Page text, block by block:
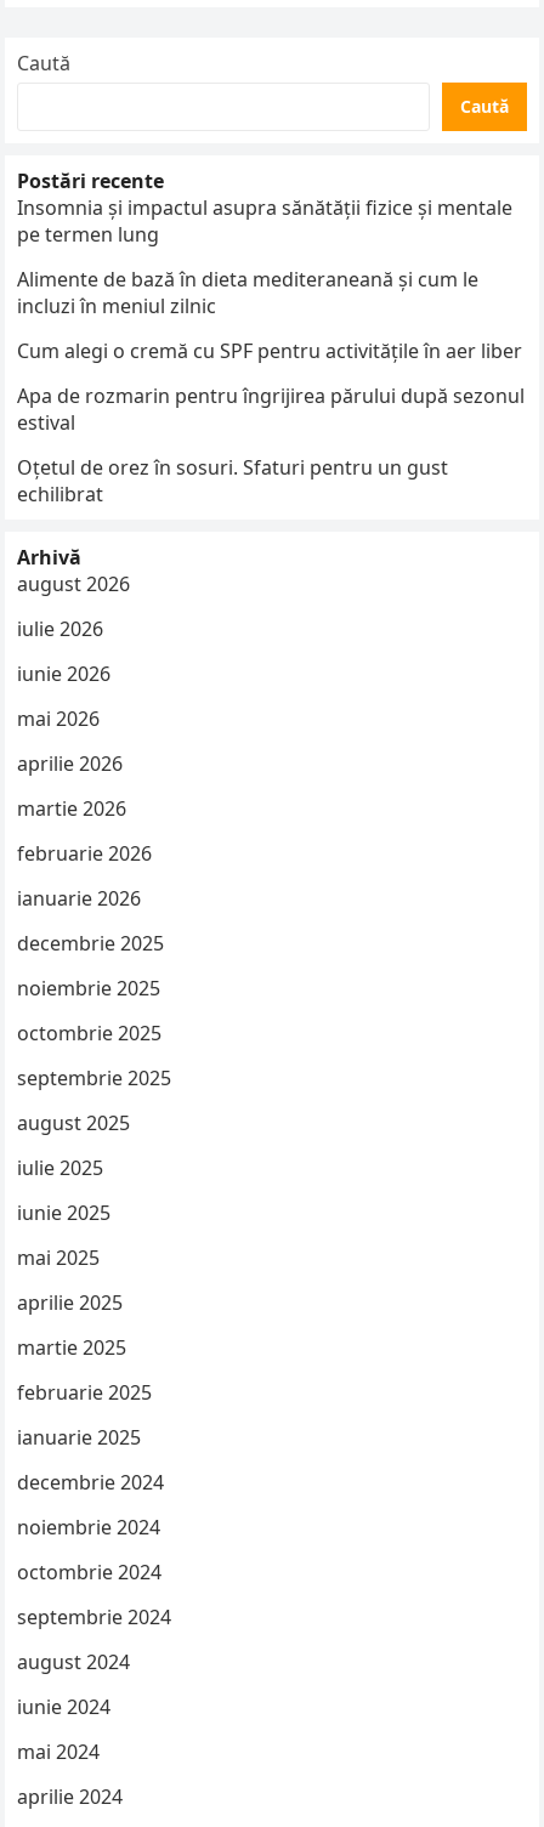
Caută
Caută
Postări recente
Insomnia și impactul asupra sănătății fizice și mentale
pe termen lung
Alimente de bază în dieta mediteraneană și cum le
incluzi în meniul zilnic
Cum alegi o cremă cu SPF pentru activitățile în aer liber
Apa de rozmarin pentru îngrijirea părului după sezonul
estival
Oțetul de orez în sosuri. Sfaturi pentru un gust
echilibrat
Arhivă
august 2026
iulie 2026
iunie 2026
mai 2026
aprilie 2026
martie 2026
februarie 2026
ianuarie 2026
decembrie 2025
noiembrie 2025
octombrie 2025
septembrie 2025
august 2025
iulie 2025
iunie 2025
mai 2025
aprilie 2025
martie 2025
februarie 2025
ianuarie 2025
decembrie 2024
noiembrie 2024
octombrie 2024
septembrie 2024
august 2024
iunie 2024
mai 2024
aprilie 2024